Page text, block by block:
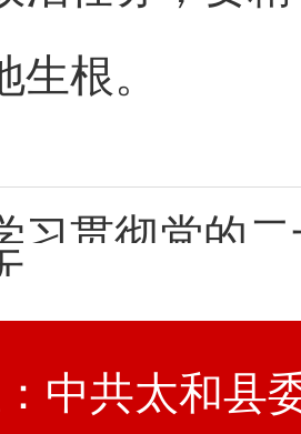
根。
贯彻党的二十届四中全会精
中共太和县